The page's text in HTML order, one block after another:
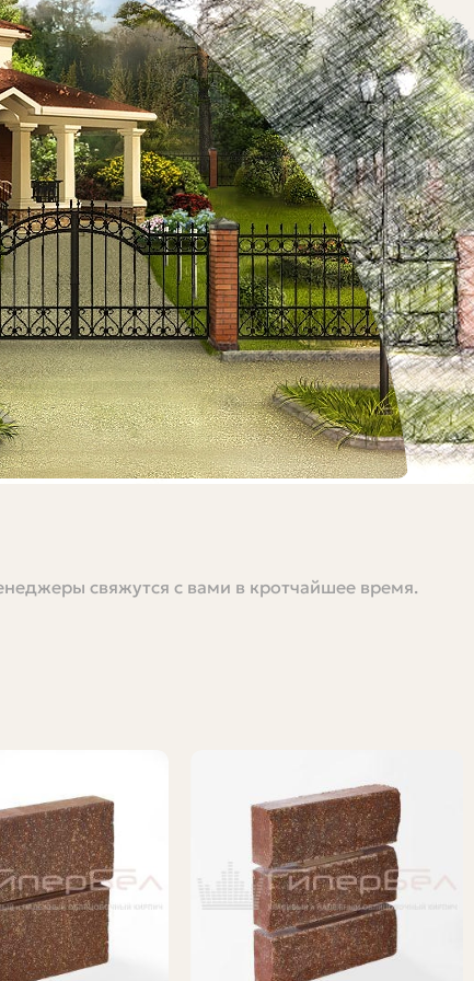
считать рядовым кирпичом? Какие факторы
сравнить предложения поставщиков.
даче и небольших пристроек. Этот опыт помог
и конкретными советами.
для несущих и вспомогательных
кладки, он не обязательно красив снаружи,
Рядовой кирпич может иметь менее аккуратную
назначение: если планируете наружную
свяжутся с вами в кротчайшее время.